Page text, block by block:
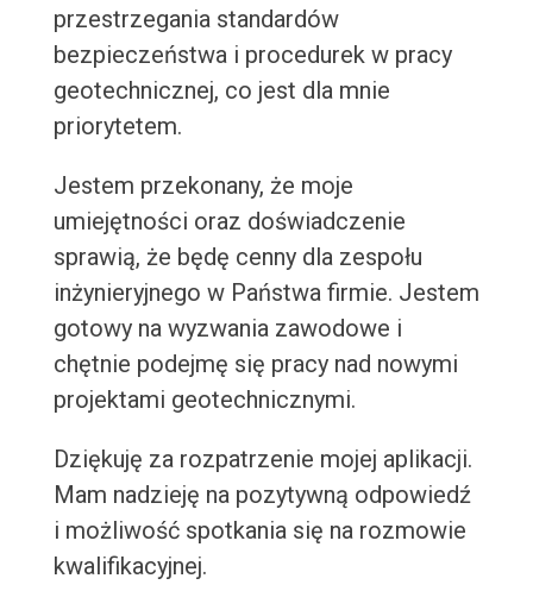
przestrzegania standardów
bezpieczeństwa i procedurek w pracy
geotechnicznej, co jest dla mnie
priorytetem.
Jestem przekonany, że moje
umiejętności oraz doświadczenie
sprawią, że będę cenny dla zespołu
inżynieryjnego w Państwa firmie. Jestem
gotowy na wyzwania zawodowe i
chętnie podejmę się pracy nad nowymi
projektami geotechnicznymi.
Dziękuję za rozpatrzenie mojej aplikacji.
Mam nadzieję na pozytywną odpowiedź
i możliwość spotkania się na rozmowie
kwalifikacyjnej.